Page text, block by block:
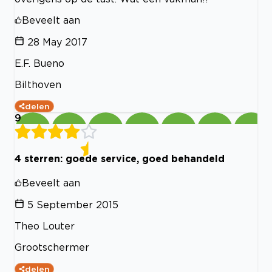
Beveelt aan
28 May 2017
E.F. Bueno
Bilthoven
delen
9
4 sterren: goede service, goed behandeld
Beveelt aan
5 September 2015
Theo Louter
Grootschermer
delen